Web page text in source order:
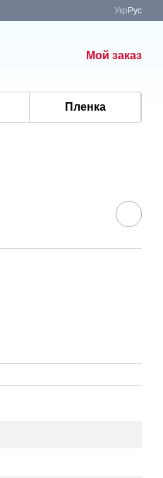
Укр Рус
Мой заказ
Пленка